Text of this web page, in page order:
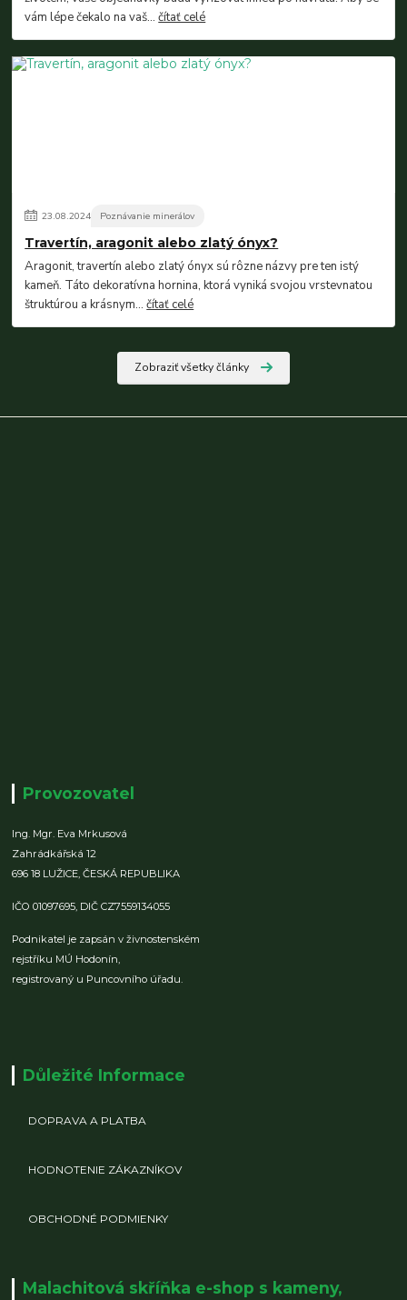
vám lépe čekalo na vaš...čítať celé
23.08.2024 Poznávanie minerálov
Travertín, aragonit alebo zlatý ónyx?
Aragonit, travertín alebo zlatý ónyx sú rôzne názvy pre ten istý
kameň. Táto dekoratívna hornina, ktorá vyniká svojou vrstevnatou
štruktúrou a krásnym...čítať celé
Zobraziť všetky články
Provozovatel
Ing. Mgr. Eva Mrkusová
Zahrádkářská 12
696 18 LUŽICE,ČESKÁ REPUBLIKA
IČO 01097695, DIČ CZ7559134055
Podnikatel je zapsán v živnostenském
rejstříku MÚ Hodonín,
registrovaný u Puncovního úřadu.
Důležité Informace
DOPRAVA A PLATBA
HODNOTENIE ZÁKAZNÍKOV
OBCHODNÉ PODMIENKY
Malachitová skříňka e-shop s kameny,